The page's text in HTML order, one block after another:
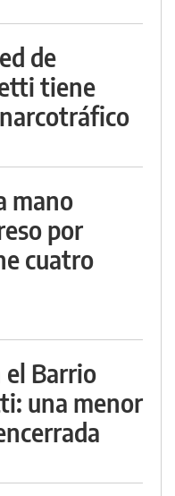
de
tiene
mano
por
cuatro
Barrio
una menor